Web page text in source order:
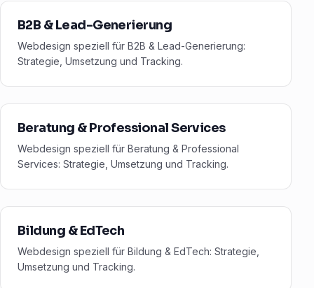
B2B & Lead-Generierung
Webdesign speziell für B2B & Lead-Generierung:
Strategie, Umsetzung und Tracking.
Beratung & Professional Services
Webdesign speziell für Beratung & Professional
Services: Strategie, Umsetzung und Tracking.
Bildung & EdTech
Webdesign speziell für Bildung & EdTech: Strategie,
Umsetzung und Tracking.